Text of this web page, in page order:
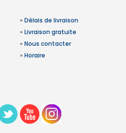
» Délais de livraison
» Livraison gratuite
» Nous contacter
» Horaire